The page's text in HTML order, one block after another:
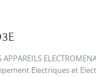
APPAREILS
Electriques et